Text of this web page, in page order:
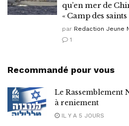
qu’en mer de
« Camp des saints
par Redaction Jeune
1
Recommandé pour vous
Le Rassemblement
à reniement
IL Y A 5 JOURS